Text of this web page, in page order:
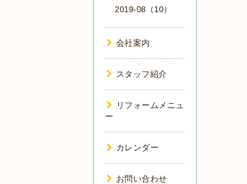
2019-08（10）
会社案内
スタッフ紹介
リフォームメニュ
ー
カレンダー
お問い合わせ